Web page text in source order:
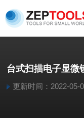
台式扫描电子显微
更新时间：2022-05-